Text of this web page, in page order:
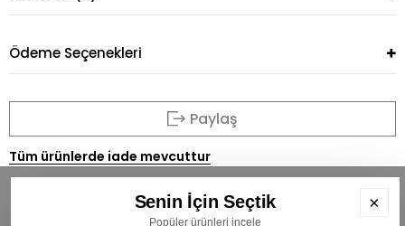
Ödeme Seçenekleri
Paylaş
Tüm ürünlerde iade mevcuttur
Senin İçin Seçtik
Popüler ürünleri incele
×